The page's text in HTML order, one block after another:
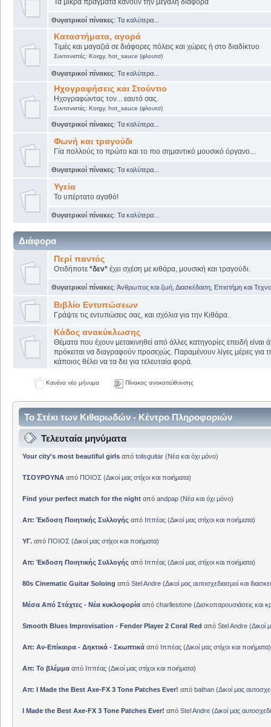
Θυγατρικοί πίνακες: Τα καλύτερα...
Καταστήματα, αγορά
Τιμές και μαγαζιά σε διάφορες πόλεις και χώρες ή στο διαδίκτυο
Συντονιστές: Korgy, hot_sauce (φλουτσ)
Θυγατρικοί πίνακες: Τα καλύτερα...
Ηχογραφήσεις και Στούντιο
Ηχογραφώντας τον... εαυτό σας.
Συντονιστές: Korgy, hot_sauce (φλουτσ)
Θυγατρικοί πίνακες: Τα καλύτερα...
Φωνή και τραγούδι
Γία πολλούς το πρώτο και το πιο σημαντικό μουσικό όργανο...
Θυγατρικοί πίνακες: Τα καλύτερα...
Υγεία
Το υπέρτατο αγαθό!
Θυγατρικοί πίνακες: Τα καλύτερα...
Διάφορα
Περί παντός
Οτιδήποτε *δεν*έχει σχέση με κιθάρα, μουσική και τραγούδι.
Θυγατρικοί πίνακες: Άνθρωπος και ζωή Διασκέδαση Επιστήμη και
Βιβλίο Εντυπώσεων
Γράψτε τις εντυπώσεις σας, και σχόλια για την Κιθάρα.
Κάδος ανακύκλωσης
Θέματα που έχουν μετακινηθεί από άλλες κατηγορίες επειδή είναι
πρόκειται να διαγραφούν προσεχώς. Παραμένουν λίγες μέρες για
κάποιος θέλει να τα δει για τελευταία φορά.
Κανένα νέο μήνυμα Πίνακας ανακατεύθυνσης
Το Στέκι των Κιθαρωδών - Κέντρο Πληροφοριών
Τελευταία μηνύματα
Your city's most beautiful girlsαπό tolisguitar(Νέα και όχι μόνο)
ΤΣΟΥΡΟΥΝΑαπό ΠΟΙΟΣ (Δικοί μας στίχοι και ποιήματα)
Find your perfect match for the nightαπό andpap(Νέα και όχι μόνο)
Απ: Έκδοση Ποιητικής Συλλογής από Ιππέας(Δικοί μας στίχοι και ποιήματα)
ΥΓ.από ΠΟΙΟΣ (Δικοί μας στίχοι και ποιήματα)
Απ: Έκδοση Ποιητικής Συλλογής από Ιππέας(Δικοί μας στίχοι και ποιήματα)
80s Cinematic Guitar Soloing από Stel Andre(Δικοί μας αυτοσχεδιασμοί και
Μέσα Από Στάχτες - Νέα κυκλοφορίααπό charllestone(Δισκοπαρουσιάσεις και
Smooth Blues Improvisation - Fender Player 2 Coral Red από Stel Andre(Δικοί
Απ: Αν-Επίκαιρα - Δηκτικά - Σκωπτικά από Ιππέας(Δικοί μας στίχοι και ποιήματα)
Απ: Το βλέμμα από Ιππέας(Δικοί μας στίχοι και ποιήματα)
Απ: I Made the Best Axe-FX 3 Tone Patches Ever! από bathan(Δικοί μας
I Made the Best Axe-FX 3 Tone Patches Ever! από Stel Andre(Δικοί μας